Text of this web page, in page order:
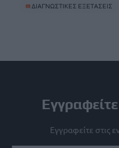
#ΔΙΑΓΝΩΣΤΙΚΕΣ ΕΞΕΤΑΣΕΙΣ
Εγγραφείτε στις